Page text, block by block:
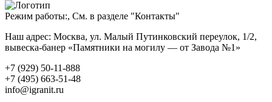
Режим работы:, См. в разделе "Контакты"
Наш адрес: Москва, ул. Малый Путинковский переулок, 1/2,
вывеска-банер «Памятники на могилу — от Завода №1»
+7 (929) 50-11-888
+7 (495) 663-51-48
info@igranit.ru